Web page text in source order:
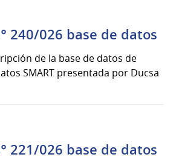
240/026 base de datos
de la base de datos de
SMART presentada por Ducsa
221/026 base de datos